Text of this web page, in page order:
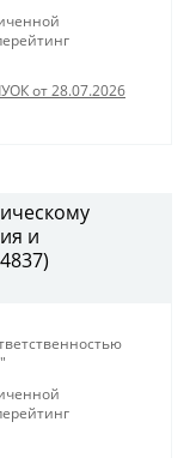
от 28.07.2026
и